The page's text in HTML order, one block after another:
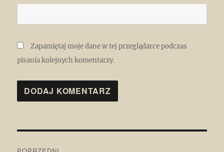
Zapamiętaj moje dane w tej przeglądarce podczas
pisania kolejnych komentarzy.